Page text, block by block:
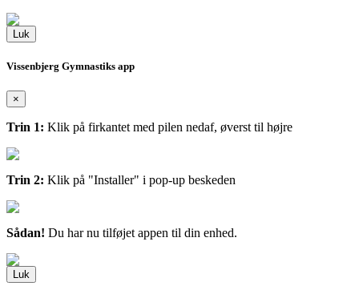
Luk
Vissenbjerg Gymnastiks app
×
Trin 1: Klik på firkantet med pilen nedaf, øverst til højre
Trin 2: Klik på "Installer" i pop-up beskeden
Sådan! Du har nu tilføjet appen til din enhed.
Luk